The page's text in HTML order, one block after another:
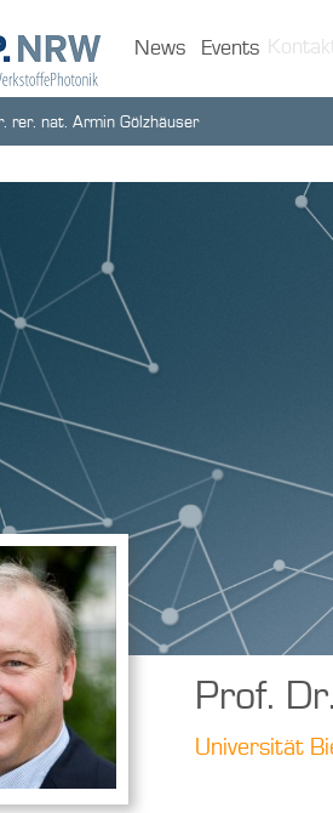
News Events
rer. nat. Armin Gölzhäuser
Prof.
Universität